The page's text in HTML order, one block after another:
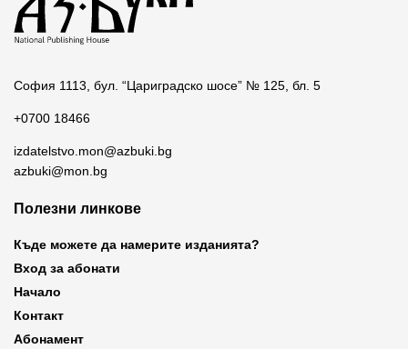
София 1113, бул. “Цариградско шосе” № 125, бл. 5
+0700 18466
izdatelstvo.mon@azbuki.bg
azbuki@mon.bg
Полезни линкове
Къде можете да намерите изданията?
Вход за абонати
Начало
Контакт
Абонамент